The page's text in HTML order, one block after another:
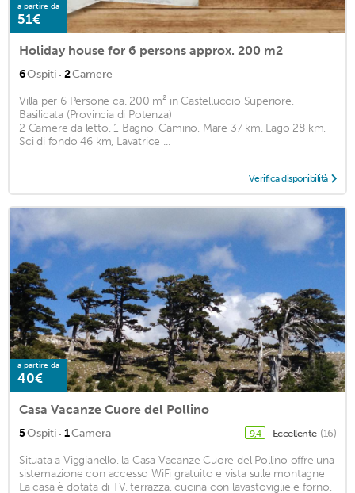
a partire da
51€
Holiday house for 6 persons approx. 200 m2
6Ospiti · 2Camere
Villa per 6 Persone ca. 200 m² in Castelluccio Superiore,
Basilicata (Provincia di Potenza)
2 Camere da letto, 1 Bagno, Camino, Mare 37 km, Lago 28 km,
Sci di fondo 46 km, Lavatrice ...
Verifica disponibilità
a partire da
40€
Casa Vacanze Cuore del Pollino
5Ospiti · 1Camera 9,4 Eccellente (16)
Situata a Viggianello, la Casa Vacanze Cuore del Pollino offre una
sistemazione con accesso WiFi gratuito e vista sulle montagne
La casa è dotata di TV, terrazza, cucina con lavastoviglie e forno,